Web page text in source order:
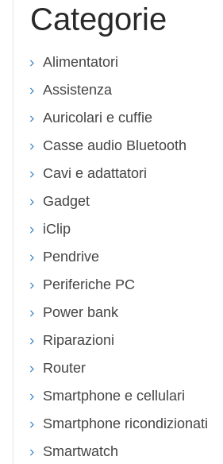
Categorie
Alimentatori
Assistenza
Auricolari e cuffie
Casse audio Bluetooth
Cavi e adattatori
Gadget
iClip
Pendrive
Periferiche PC
Power bank
Riparazioni
Router
Smartphone e cellulari
Smartphone ricondizionati
Smartwatch